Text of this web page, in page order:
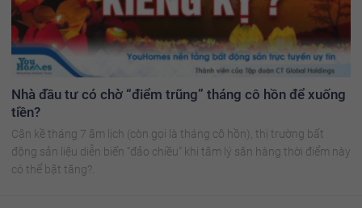
Nhà đầu tư có chờ “điểm trũng” tháng cô hồn để xuống
tiền?
Cận kề tháng 7 âm lịch (còn gọi là tháng cô hồn), thị trường bất
động sản liệu diễn biến “đảo chiều” khi tâm lý săn hàng thời điểm này
có thể bật tăng?.